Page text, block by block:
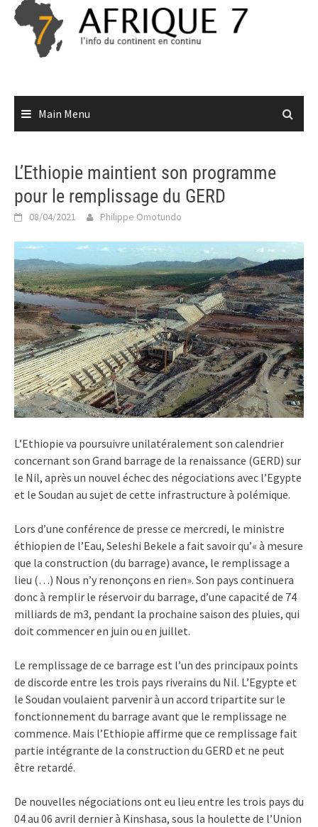
Skip
content
Main Menu
L’Ethiopie maintient son programme
pour le remplissage du GERD
08/04/2021 Philippe Omotundo
L’Ethiopie va poursuivre unilatéralement son calendrier
concernant son Grand barrage de la renaissance (GERD) sur
le Nil, après un nouvel échec des négociations avec l’Egypte
et le Soudan au sujet de cette infrastructure à polémique.
Lors d’une conférence de presse ce mercredi, le ministre
éthiopien de l’Eau, Seleshi Bekele a fait savoir qu’« à mesure
que la construction (du barrage) avance, le remplissage a
lieu (…) Nous n’y renonçons en rien». Son pays continuera
donc à remplir le réservoir du barrage, d’une capacité de 74
milliards de m3, pendant la prochaine saison des pluies, qui
doit commencer en juin ou en juillet.
Le remplissage de ce barrage est l’un des principaux points
de discorde entre les trois pays riverains du Nil. L’Egypte et
le Soudan voulaient parvenir à un accord tripartite sur le
fonctionnement du barrage avant que le remplissage ne
commence. Mais l’Ethiopie affirme que ce remplissage fait
partie intégrante de la construction du GERD et ne peut
être retardé.
De nouvelles négociations ont eu lieu entre les trois pays du
04 au 06 avril dernier à Kinshasa, sous la houlette de l’Union